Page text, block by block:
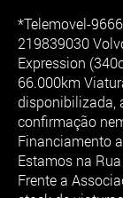
*Telemovel-
219839030
Expression
66.000km
disponibilizada,
confirmação
Financiamento
Estamos na
Frente a